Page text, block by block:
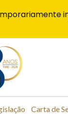
Carta de